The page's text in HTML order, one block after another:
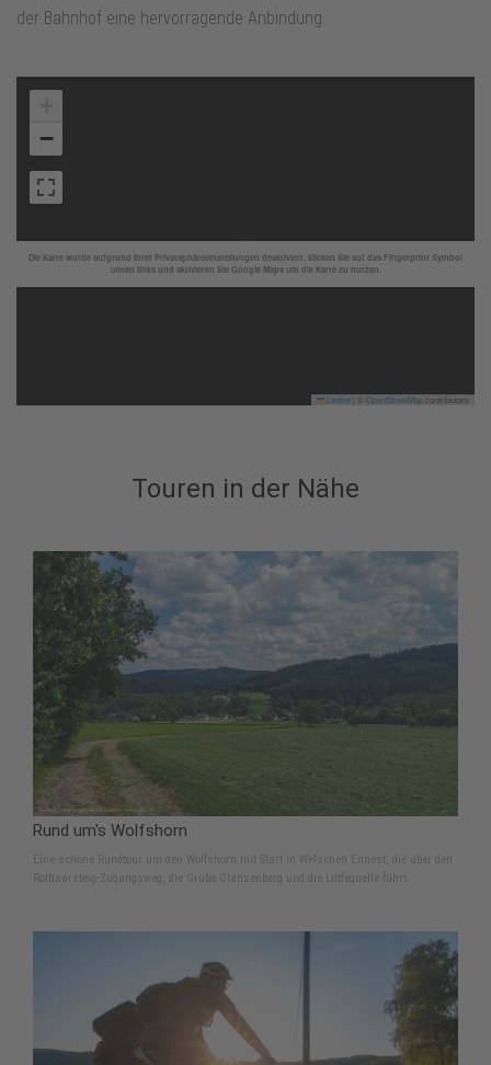
der Bahnhof eine hervorragende Anbindung.
Die Karte wurde aufgrund Ihrer Privatsphäreeinstellungen deaktiviert, klicken Sie auf das Fingerprint Symbol
unten links und aktivieren Sie Google Maps um die Karte zu nutzen.
−
Leaflet OpenStreetMapcontributors
Touren in der Nähe
Rund um's Wolfshorn
Eine schöne Rundtour um den Wolfshorn mit Start in Welschen Ennest, die über den
Rothaarsteig-Zugangsweg, die Grube Glanzenberg und die Littfequelle führt.